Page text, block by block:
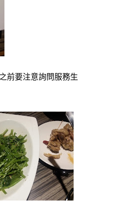
前要注意詢問服務生